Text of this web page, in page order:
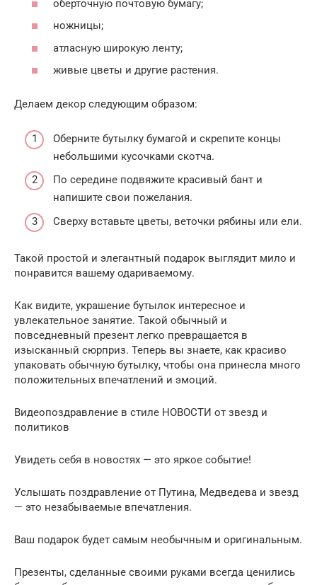
оберточную почтовую бумагу;
ножницы;
атласную широкую ленту;
живые цветы и другие растения.
Делаем декор следующим образом:
Оберните бутылку бумагой и скрепите концы
небольшими кусочками скотча.
По середине подвяжите красивый бант и
напишите свои пожелания.
Сверху вставьте цветы, веточки рябины или ели.
Такой простой и элегантный подарок выглядит мило и
понравится вашему одариваемому.
Как видите, украшение бутылок интересное и
увлекательное занятие. Такой обычный и
повседневный презент легко превращается в
изысканный сюрприз. Теперь вы знаете, как красиво
упаковать обычную бутылку, чтобы она принесла много
положительных впечатлений и эмоций.
Видеопоздравление в стиле НОВОСТИ от звезд и
политиков
Увидеть себя в новостях — это яркое событие!
Услышать поздравление от Путина, Медведева и звезд
— это незабываемые впечатления.
Ваш подарок будет самым необычным и оригинальным.
Презенты, сделанные своими руками всегда ценились